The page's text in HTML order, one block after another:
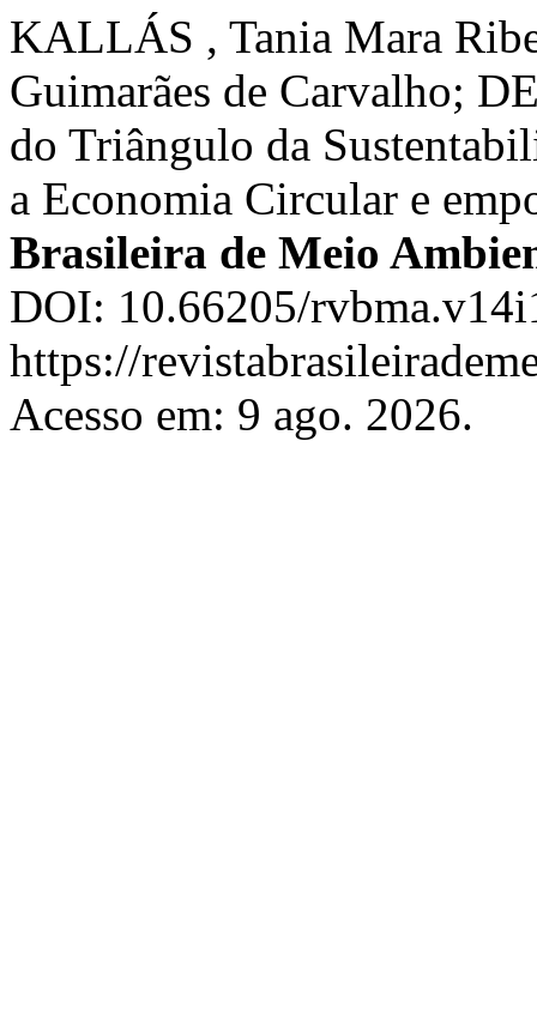
KALLÁS , Tania Mara
Guimarães de Carvalho;
do Triângulo da
a Economia Circular e
Brasileira de Meio
DOI: 10.66205/
https://
Acesso em: 9 ago. 2026.